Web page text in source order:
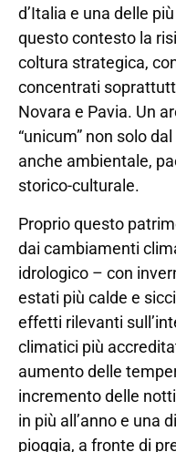
d’Italia e una delle
questo contesto la
coltura strategica,
concentrati
Novara e Pavia. Un
“unicum” non solo
anche ambientale,
storico-culturale.
Proprio questo
dai cambiamenti
idrologico – con
estati più calde e
effetti rilevanti
climatici più
aumento delle
incremento delle
in più all’anno e una
pioggia, a fronte di